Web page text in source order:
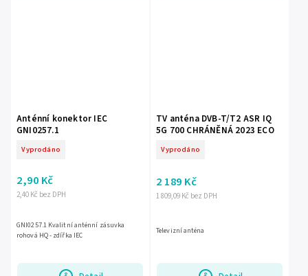
Anténní konektor IEC
GNI0257.1
Vyprodáno
2,40 Kč bez DPH
2,90 Kč
GNI0257.1 Kvalitní anténní zásuvka
rohová HQ - zdířka IEC
TV anténa DVB-T/T2 ASR IQ
5G 700 CHRÁNĚNÁ 2023 ECO
Vyprodáno
1 809,09 Kč bez DPH
2 189 Kč
Televizní anténa